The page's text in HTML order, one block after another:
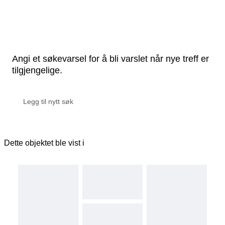
Angi et søkevarsel for å bli varslet når nye treff er
tilgjengelige.
Dette objektet ble vist i